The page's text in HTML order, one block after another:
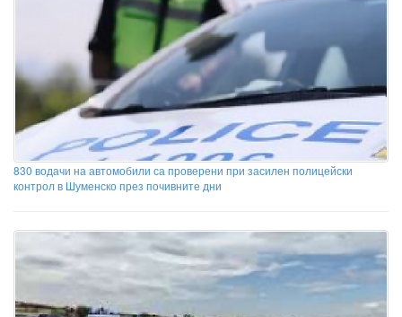
830 водачи на автомобили са проверени при засилен полицейски
контрол в Шуменско през почивните дни